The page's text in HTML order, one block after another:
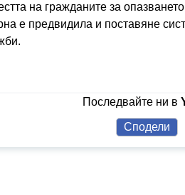
на гражданите за
е предвидила и поставяне
Последвайте ни в
Сподели